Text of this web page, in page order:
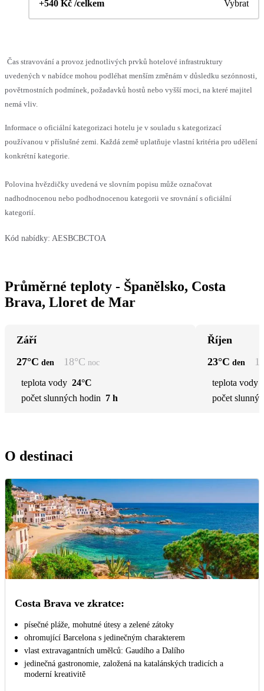
+540 Kč /celkem Vybrat
Čas stravování a provoz jednotlivých prvků hotelové infrastruktury
uvedených v nabídce mohou podléhat menším změnám v důsledku sezónnosti,
povětrnostních podmínek, požadavků hostů nebo vyšší moci, na které majitel
nemá vliv.
Informace o oficiální kategorizaci hotelu je v souladu s kategorizací
používanou v příslušné zemi. Každá země uplatňuje vlastní kritéria pro udělení
konkrétní kategorie.
Polovina hvězdičky uvedená ve slovním popisu může označovat
nadhodnocenou nebo podhodnocenou kategorii ve srovnání s oficiální
kategorií.
Kód nabídky: AESBCBCTOA
Průměrné teploty - Španělsko, Costa
Brava, Lloret de Mar
Září
27°C den 18°C noc
teplota vody 24°C
počet slunných hodin 7 h
Říjen
23°C den
teplota vody
počet
O destinaci
Costa Brava ve zkratce:
písečné pláže, mohutné útesy a zelené zátoky
ohromující Barcelona s jedinečným charakterem
vlast extravagantních umělců: Gaudího a Dalího
jedinečná gastronomie, založená na katalánských tradicích a
moderní kreativitě